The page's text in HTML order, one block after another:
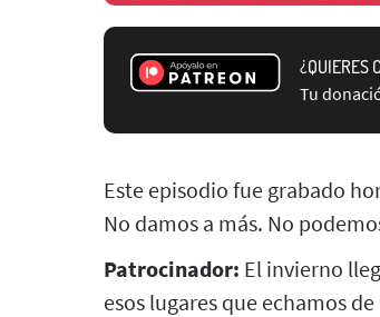
¿QUIERES
Tu
Este episodio fue grabado
No damos a más. No
Patrocinador: El invierno
esos lugares que echamos